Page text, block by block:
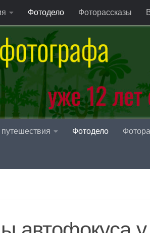
Фотодело Фоторассказы
Фотодело